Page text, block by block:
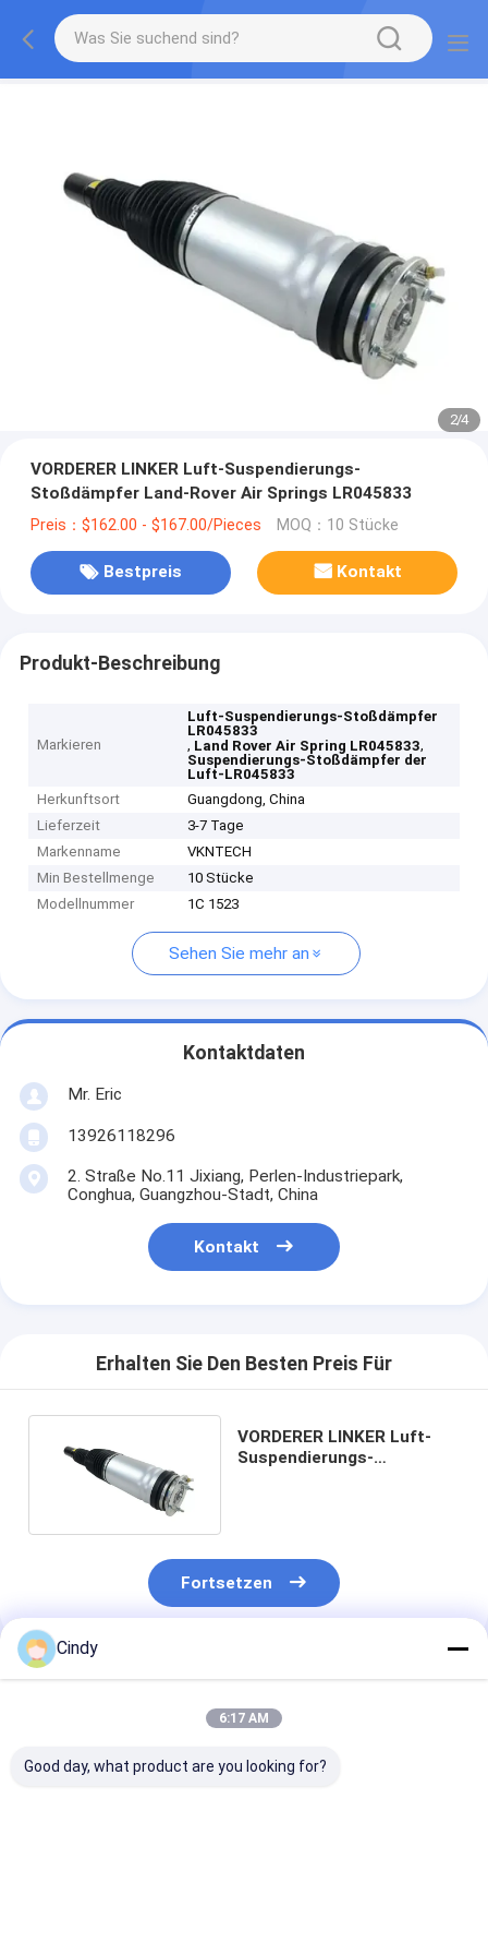
2/4
VORDERER LINKER Luft-Suspendierungs-
Stoßdämpfer Land-Rover Air Springs LR045833
Preis：$162.00 - $167.00/Pieces MOQ：10 Stücke
Bestpreis Kontakt
Produkt-Beschreibung
Markieren
Luft-Suspendierungs-Stoßdämpfer
LR045833
, Land Rover Air Spring LR045833,
Suspendierungs-Stoßdämpfer der
Luft-LR045833
Herkunftsort
Guangdong, China
Lieferzeit
3-7 Tage
Markenname
VKNTECH
Min Bestellmenge
10 Stücke
Modellnummer
1C 1523
Sehen Sie mehr an
Kontaktdaten
Mr. Eric
13926118296
2. Straße No.11 Jixiang, Perlen-Industriepark,
Conghua, Guangzhou-Stadt, China
Kontakt
Erhalten Sie Den Besten Preis Für
VORDERER LINKER Luft-
Suspendierungs-
Fortsetzen
Empfohlene Produkte
Cindy
6:17 AM
Good day, what product are you looking for?